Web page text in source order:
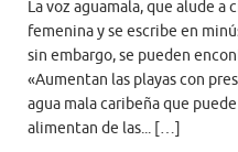
La voz aguamala, que alude
femenina y se escribe en
sin embargo, se pueden
«Aumentan las playas con
agua mala caribeña que
alimentan de las... […]